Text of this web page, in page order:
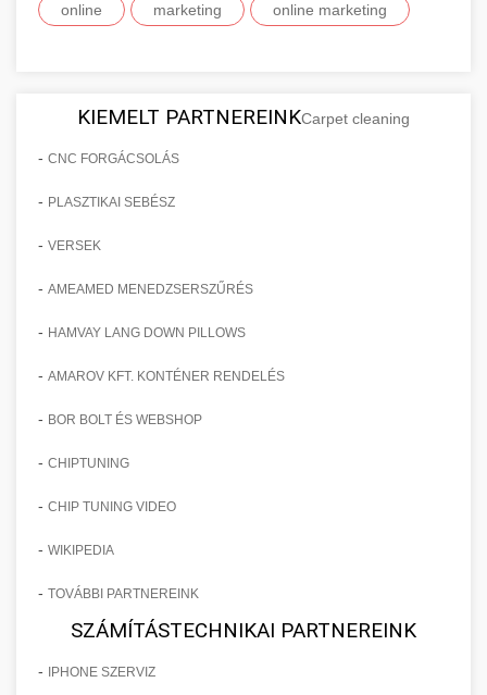
online marketing online marketing
KIEMELT PARTNEREINKCarpet cleaning
- CNC FORGÁCSOLÁS
- PLASZTIKAI SEBÉSZ
- VERSEK
- AMEAMED MENEDZSERSZŰRÉS
- HAMVAY LANG DOWN PILLOWS
- AMAROV KFT. KONTÉNER RENDELÉS
- BOR BOLT ÉS WEBSHOP
- CHIPTUNING
- CHIP TUNING VIDEO
- WIKIPEDIA
- TOVÁBBI PARTNEREINK
SZÁMÍTÁSTECHNIKAI PARTNEREINK
- IPHONE SZERVIZ